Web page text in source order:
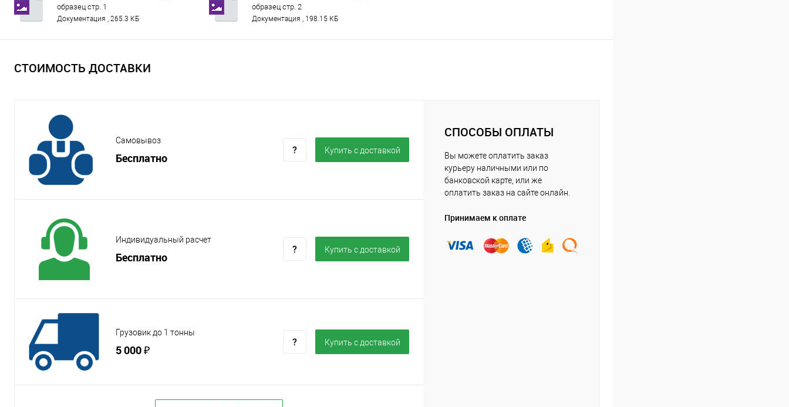
образец стр. 1
Документация , 265.3 КБ
образец стр. 2
Документация , 198.15 КБ
СТОИМОСТЬ ДОСТАВКИ
Самовывоз
Бесплатно
Купить c доставкой
Индивидуальный расчет
Бесплатно
Купить c доставкой
Грузовик до 1 тонны
5 000 ₽
Купить c доставкой
СПОСОБЫ ОПЛАТЫ
Вы можете оплатить заказ
курьеру наличными или по
банковской карте, или же
оплатить заказ на сайте онлайн.
Принимаем к оплате